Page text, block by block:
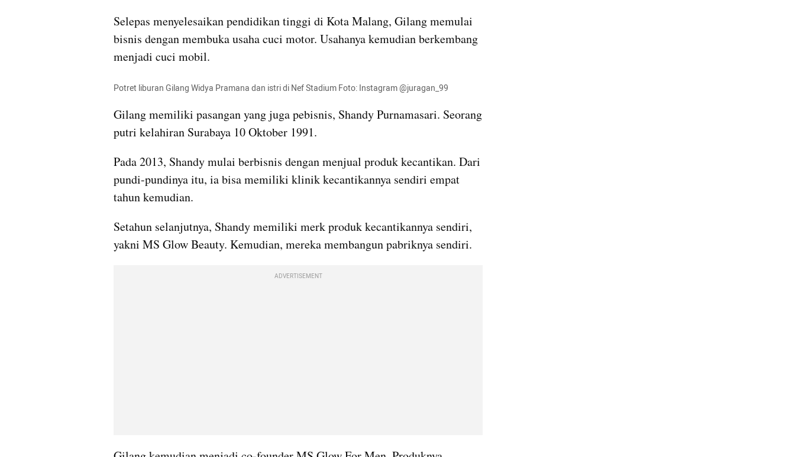
Selepas menyelesaikan pendidikan tinggi di Kota Malang, Gilang memulai
bisnis dengan membuka usaha cuci motor. Usahanya kemudian berkembang
menjadi cuci mobil.
Potret liburan Gilang Widya Pramana dan istri di Nef Stadium Foto: Instagram @juragan_99
Gilang memiliki pasangan yang juga pebisnis, Shandy Purnamasari. Seorang
putri kelahiran Surabaya 10 Oktober 1991.
Pada 2013, Shandy mulai berbisnis dengan menjual produk kecantikan. Dari
pundi-pundinya itu, ia bisa memiliki klinik kecantikannya sendiri empat
tahun kemudian.
Setahun selanjutnya, Shandy memiliki merk produk kecantikannya sendiri,
yakni MS Glow Beauty. Kemudian, mereka membangun pabriknya sendiri.
ADVERTISEMENT